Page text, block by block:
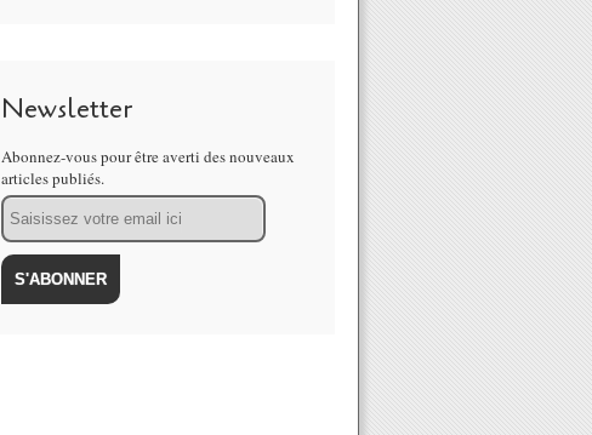
Newsletter
Abonnez-vous pour être averti des nouveaux
articles publiés.
Email